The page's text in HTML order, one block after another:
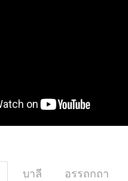
บาลี อรรถกถา